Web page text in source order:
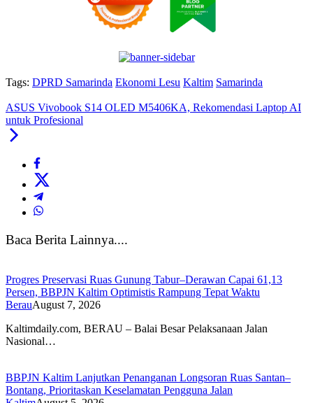
Tags: DPRD Samarinda Ekonomi Lesu Kaltim Samarinda
ASUS Vivobook S14 OLED M5406KA, Rekomendasi Laptop AI
untuk Profesional
Baca Berita Lainnya....
Progres Preservasi Ruas Gunung Tabur–Derawan Capai 61,13
Persen, BBPJN Kaltim Optimistis Rampung Tepat Waktu
BerauAugust 7, 2026
Kaltimdaily.com, BERAU – Balai Besar Pelaksanaan Jalan
Nasional…
BBPJN Kaltim Lanjutkan Penanganan Longsoran Ruas Santan–
Bontang, Prioritaskan Keselamatan Pengguna Jalan